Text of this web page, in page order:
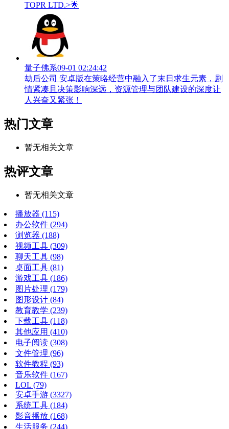
TOPR LTD.>🌟
量子佛系09-01 02:24:42
劫后公司 安卓版在策略经营中融入了末日求生元素，剧
情紧凑且决策影响深远，资源管理与团队建设的深度让
人兴奋又紧张！
热门文章
暂无相关文章
热评文章
暂无相关文章
播放器 (115)
办公软件 (294)
浏览器 (188)
视频工具 (309)
聊天工具 (98)
桌面工具 (81)
游戏工具 (186)
图片处理 (179)
图形设计 (84)
教育教学 (239)
下载工具 (118)
其他应用 (410)
电子阅读 (308)
文件管理 (96)
软件教程 (93)
音乐软件 (167)
LOL (79)
安卓手游 (3327)
系统工具 (184)
影音播放 (168)
生活服务 (244)